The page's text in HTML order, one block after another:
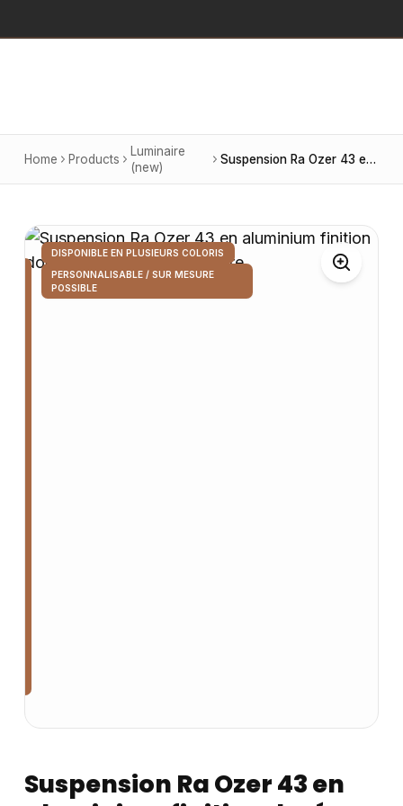
Home Products
Luminaire
(new)
Suspension Ra Ozer 43 en aluminium finition dorée avec diffuseur en verre
DISPONIBLE EN PLUSIEURS COLORIS
PERSONNALISABLE / SUR MESURE
POSSIBLE
Suspension Ra Ozer 43 en